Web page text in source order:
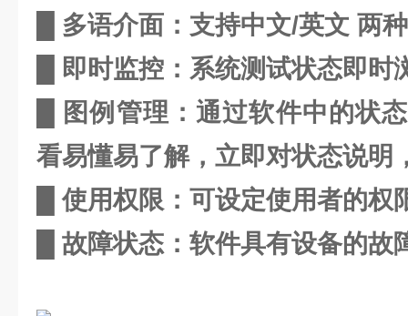
█ 多语介面：支持中文/英文 两
█ 即时监控：系统测试状态即时
█ 图例管理：通过软件中的状
看易懂易了解，立即对状态说明
█ 使用权限：可设定使用者的权
█ 故障状态：软件具有设备的故